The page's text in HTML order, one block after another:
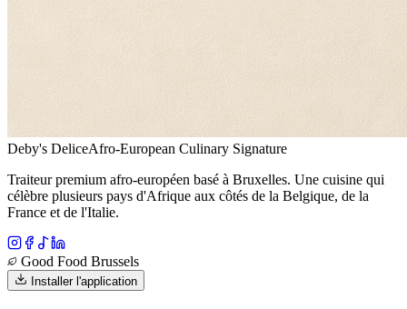
Deby's DeliceAfro-European Culinary Signature
Traiteur premium afro-européen basé à Bruxelles. Une cuisine qui
célèbre plusieurs pays d'Afrique aux côtés de la Belgique, de la
France et de l'Italie.
Good Food Brussels
Installer l'application